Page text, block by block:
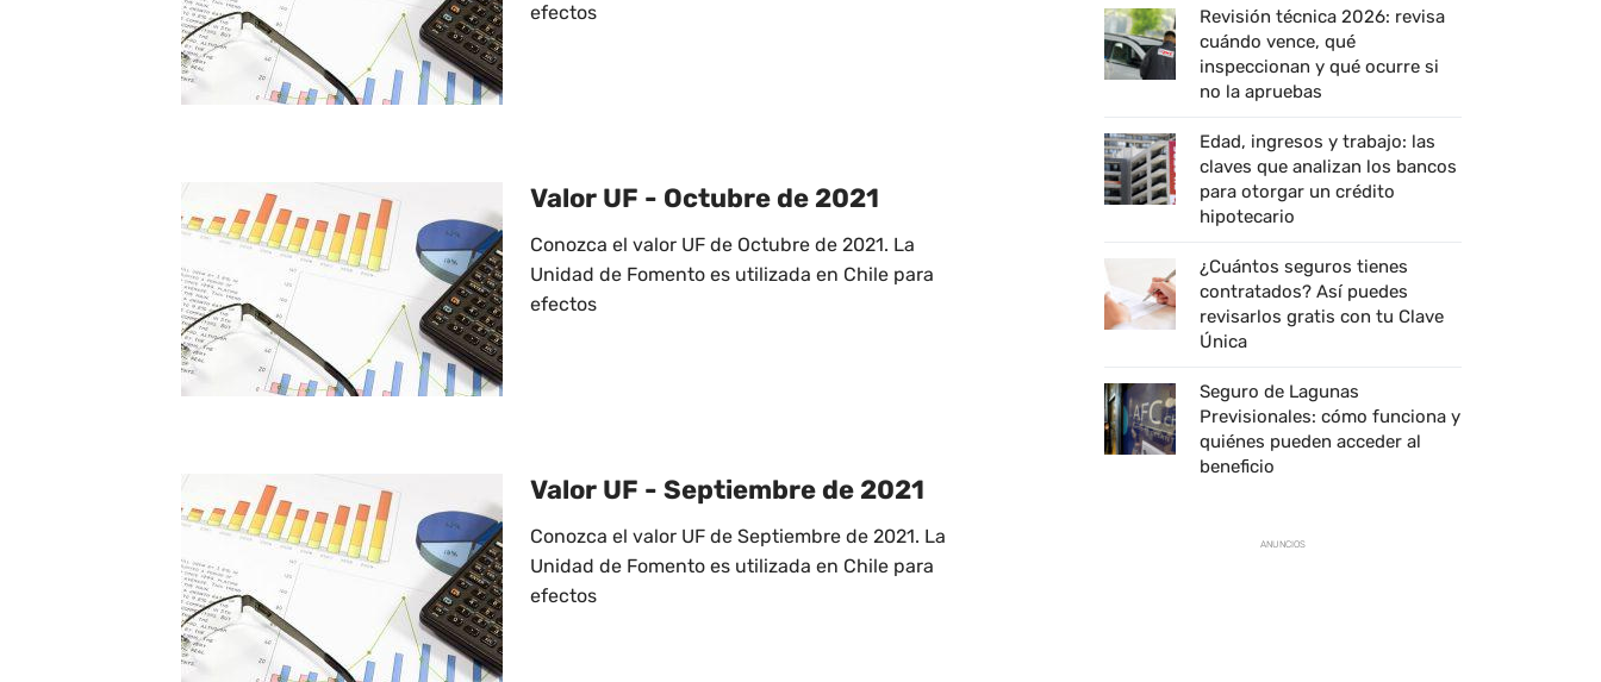
efectos
Valor UF - Octubre de 2021
Conozca el valor UF de Octubre de 2021. La
Unidad de Fomento es utilizada en Chile para
efectos
Valor UF - Septiembre de 2021
Conozca el valor UF de Septiembre de 2021. La
Unidad de Fomento es utilizada en Chile para
efectos
Revisión técnica 2026: revisa
cuándo vence, qué
inspeccionan y qué ocurre si
no la apruebas
Edad, ingresos y trabajo: las
claves que analizan los bancos
para otorgar un crédito
hipotecario
¿Cuántos seguros tienes
contratados? Así puedes
revisarlos gratis con tu Clave
Única
Seguro de Lagunas
Previsionales: cómo funciona y
quiénes pueden acceder al
beneficio
ANUNCIOS